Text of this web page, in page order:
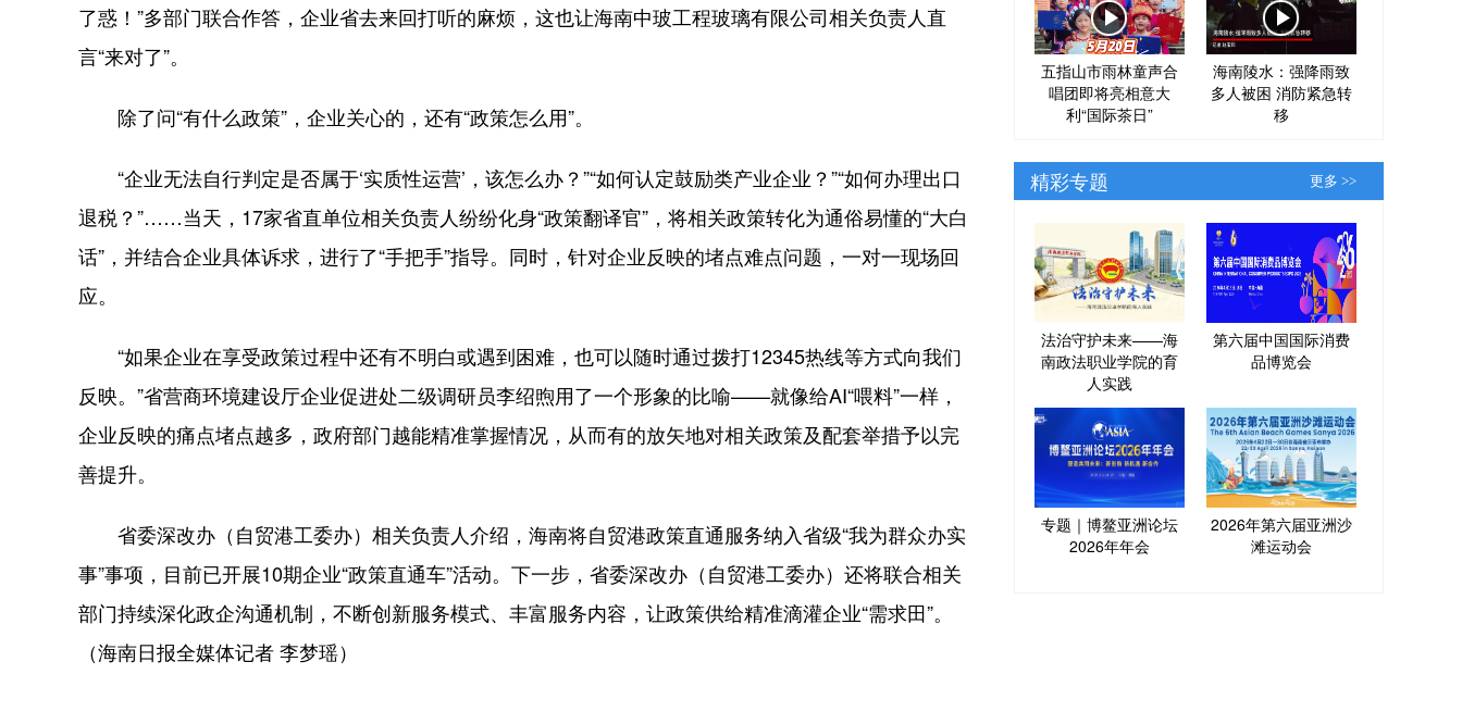
了惑！”多部门联合作答，企业省去来回打听的麻烦，这也让海南中玻工程玻璃有限公司相关负责人直
言“来对了”。
除了问“有什么政策”，企业关心的，还有“政策怎么用”。
“企业无法自行判定是否属于‘实质性运营’，该怎么办？”“如何认定鼓励类产业企业？”“如何办理出口
退税？”……当天，17家省直单位相关负责人纷纷化身“政策翻译官”，将相关政策转化为通俗易懂的“大白
话”，并结合企业具体诉求，进行了“手把手”指导。同时，针对企业反映的堵点难点问题，一对一现场回
应。
“如果企业在享受政策过程中还有不明白或遇到困难，也可以随时通过拨打12345热线等方式向我们
反映。”省营商环境建设厅企业促进处二级调研员李绍煦用了一个形象的比喻——就像给AI“喂料”一样，
企业反映的痛点堵点越多，政府部门越能精准掌握情况，从而有的放矢地对相关政策及配套举措予以完
善提升。
省委深改办（自贸港工委办）相关负责人介绍，海南将自贸港政策直通服务纳入省级“我为群众办实
事”事项，目前已开展10期企业“政策直通车”活动。下一步，省委深改办（自贸港工委办）还将联合相关
部门持续深化政企沟通机制，不断创新服务模式、丰富服务内容，让政策供给精准滴灌企业“需求田”。
（海南日报全媒体记者 李梦瑶）
五指山市雨林童声合
唱团即将亮相意大
利“国际茶日”
海南陵水：强降雨致
多人被困 消防紧急转
移
精彩专题 更多 >>
法治守护未来——海
南政法职业学院的育
人实践
第六届中国国际消费
品博览会
专题｜博鳌亚洲论坛
2026年年会
2026年第六届亚洲沙
滩运动会